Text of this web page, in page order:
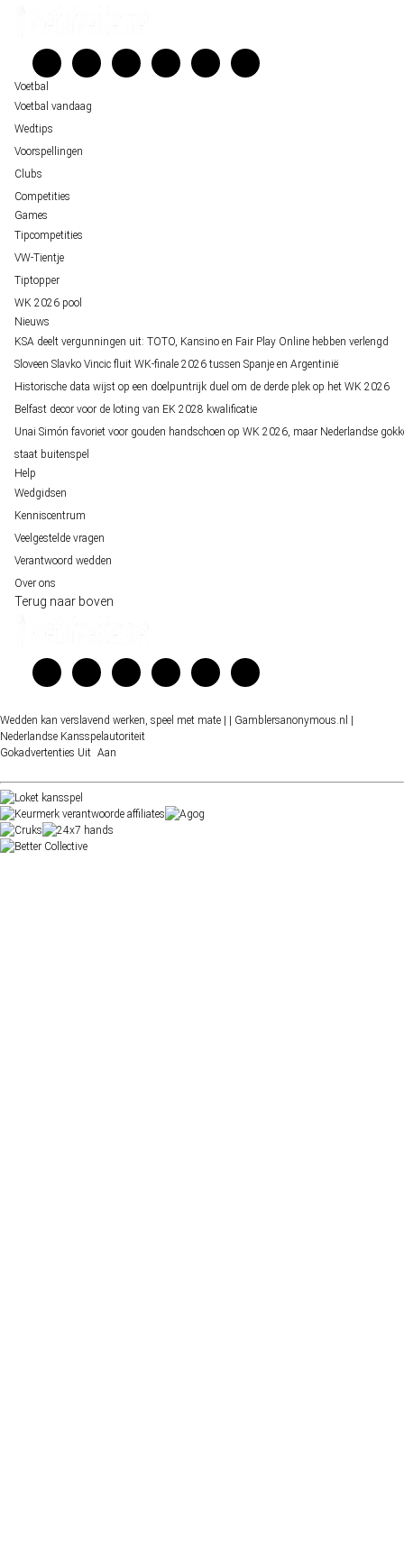
Verantwoord wedden
Over ons
Voetbal
Voetbal vandaag
Wedtips
Voorspellingen
Clubs
Competities
Games
Tipcompetities
VW-Tientje
Tiptopper
WK 2026 pool
Nieuws
KSA deelt vergunningen uit: TOTO, Kansino en Fair Play Online hebben verlengd
Sloveen Slavko Vincic fluit WK-finale 2026 tussen Spanje en Argentinië
Historische data wijst op een doelpuntrijk duel om de derde plek op het WK 2026
Belfast decor voor de loting van EK 2028 kwalificatie
Unai Simón favoriet voor gouden handschoen op WK 2026, maar Nederlandse
staat buitenspel
Help
Wedgidsen
Kenniscentrum
Veelgestelde vragen
Verantwoord wedden
Over ons
Terug naar boven
Wedden kan verslavend werken, speel met mate | | Gamblersanonymous.nl |
Nederlandse Kansspelautoriteit
Gokadvertenties Uit Aan